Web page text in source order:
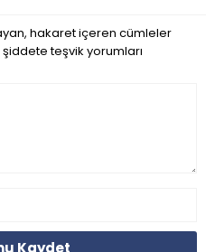
hakaret içeren cümleler
teşvik yorumları
Kaydet